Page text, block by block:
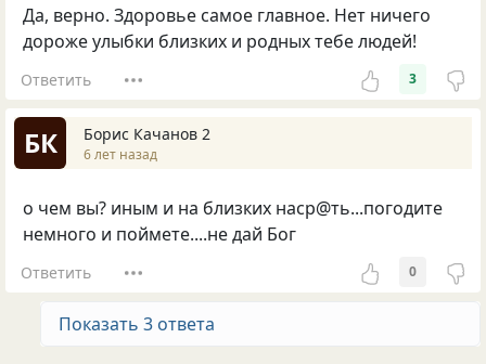
Да, верно. Здоровье самое главное. Нет ничего
дороже улыбки близких и родных тебе людей!
Ответить 3
БК Борис Качанов 2
6 лет назад
о чем вы? иным и на близких наср@ть...погодите
немного и поймете....не дай Бог
Ответить 0
Показать 3 ответа